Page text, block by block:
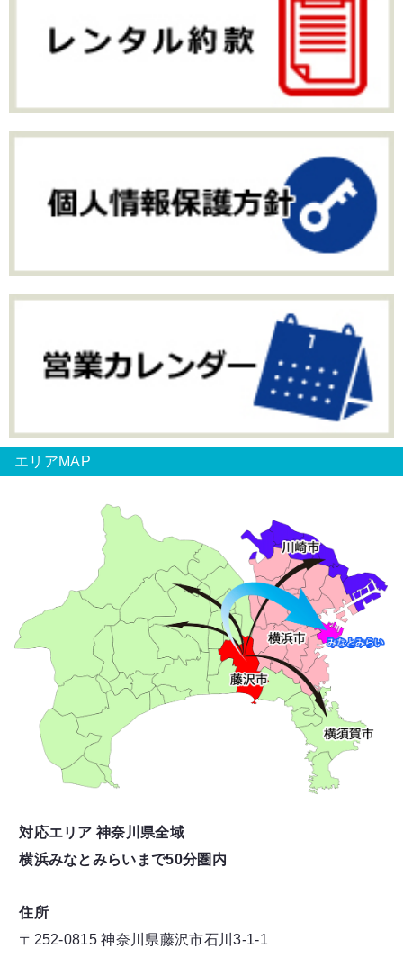
エリアMAP
対応エリア 神奈川県全域
横浜みなとみらいまで50分圏内
住所
〒252-0815 神奈川県藤沢市石川3-1-1